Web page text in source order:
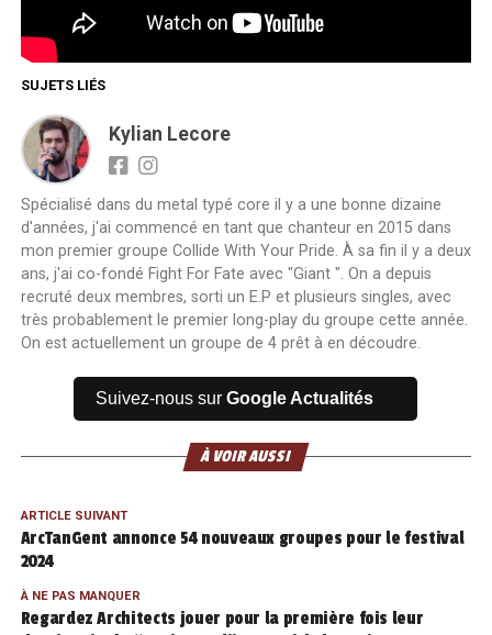
SUJETS LIÉS
Kylian Lecore
Spécialisé dans du metal typé core il y a une bonne dizaine
d'années, j'ai commencé en tant que chanteur en 2015 dans
mon premier groupe Collide With Your Pride. À sa fin il y a deux
ans, j'ai co-fondé Fight For Fate avec "Giant ". On a depuis
recruté deux membres, sorti un E.P et plusieurs singles, avec
très probablement le premier long-play du groupe cette année.
On est actuellement un groupe de 4 prêt à en découdre.
Suivez-nous surGoogle Actualités
À VOIR AUSSI
ARTICLE SUIVANT
ArcTanGent annonce 54 nouveaux groupes pour le festival
2024
À NE PAS MANQUER
Regardez Architects jouer pour la première fois leur